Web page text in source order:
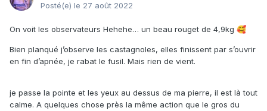
Posté(e) le 27 août 2022
On voit les observateurs Hehehe… un beau rouget de 4,9kg 🥰
Bien planqué j’observe les castagnoles, elles finissent par s’ouvrir
en fin d’apnée, je rabat le fusil. Mais rien de vient.
je passe la pointe et les yeux au dessus de ma pierre, il est là tout
calme. A quelques chose près la même action que le gros du